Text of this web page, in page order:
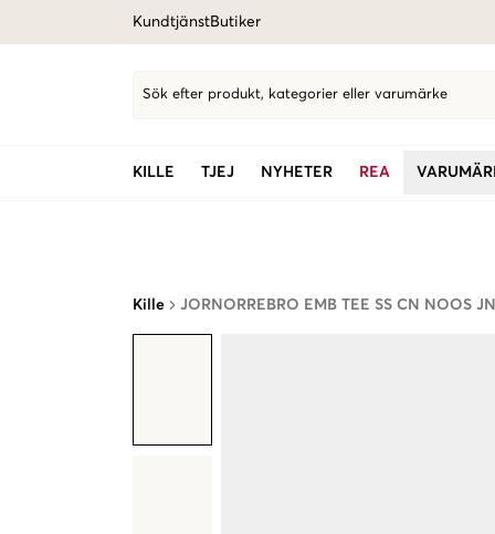
KundtjänstButiker
Sök efter produkt, kategorier eller varumärke
KILLE TJEJ NYHETER REA
Kille JORNORREBRO EMB TEE SS CN NOOS